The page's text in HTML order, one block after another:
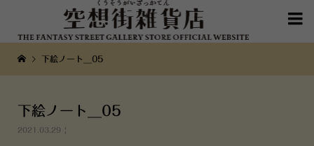

下絵ノート__05
下絵ノート__05
2021.03.29